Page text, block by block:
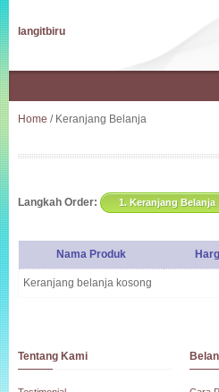
langitbiru
Home / Keranjang Belanja
Langkah Order: 1. Keranjang Belanja
Nama Produk
Keranjang belanja kosong
Tentang Kami